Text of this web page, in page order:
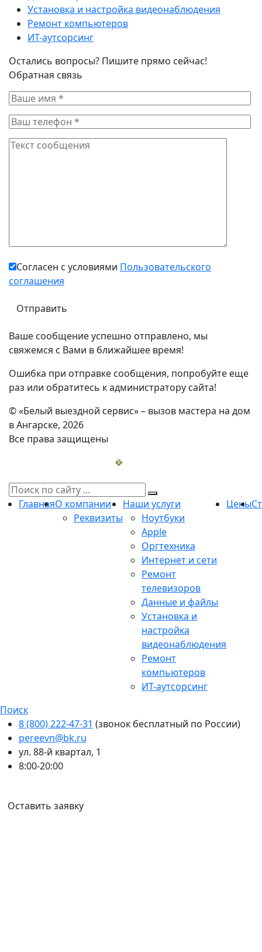
Установка и настройка видеонаблюдения
Ремонт компьютеров
ИТ-аутсорсинг
Остались вопросы? Пишите прямо сейчас!
Обратная связь
Согласен с условиями Пользовательского
соглашения
Ваше сообщение успешно отправлено, мы
свяжемся с Вами в ближайшее время!
Ошибка при отправке сообщения, попробуйте еще
раз или обратитесь к администратору сайта!
© «Белый выездной сервис» – вызов мастера на дом
в Ангарске, 2026
Все права защищены
ГлавнаяО компании
Реквизиты
Наши услуги
Ноутбуки
Apple
Оргтехника
Интернет и сети
Ремонт
телевизоров
Данные и файлы
Установка и
настройка
видеонаблюдения
Ремонт
компьютеров
ИТ-аутсорсинг
Цены
Поиск
8 (800) 222-47-31 (звонок бесплатный по России)
pereevn@bk.ru
ул. 88-й квартал, 1
8:00-20:00
Оставить заявку